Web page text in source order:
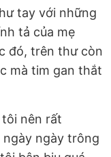
tay với những
tả của mẹ
đó, trên thư còn
mà tim gan thắt
nên rất
ngày trông